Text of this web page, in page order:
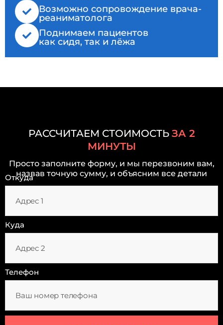
Возможно сопровождение врача-
реаниматолога
Поднимаем пациентов
как сидя, так и лёжа
РАССЧИТАЕМ СТОИМОСТЬ ЗА 2
МИНУТЫ
Просто заполните форму, и мы перезвоним вам,
назвав точную сумму, и объясним все детали
Откуда
Куда
Телефон